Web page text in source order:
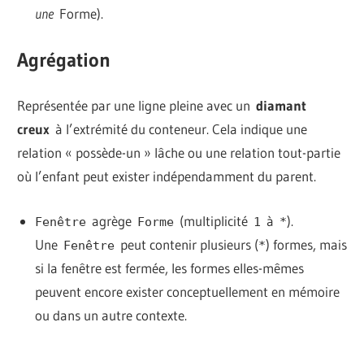
uneForme).
Agrégation
Représentée par une ligne pleine avec undiamant
creux à l’extrémité du conteneur. Cela indique une
relation « possède-un » lâche ou une relation tout-partie
où l’enfant peut exister indépendamment du parent.
Fenêtreagrège Forme(multiplicité 1 à *).
Une Fenêtrepeut contenir plusieurs (*) formes, mais
si la fenêtre est fermée, les formes elles-mêmes
peuvent encore exister conceptuellement en mémoire
ou dans un autre contexte.